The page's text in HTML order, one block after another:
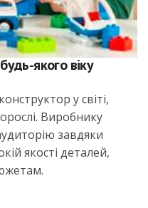
якого віку
у світі,
Виробнику
завдяки
якості деталей,